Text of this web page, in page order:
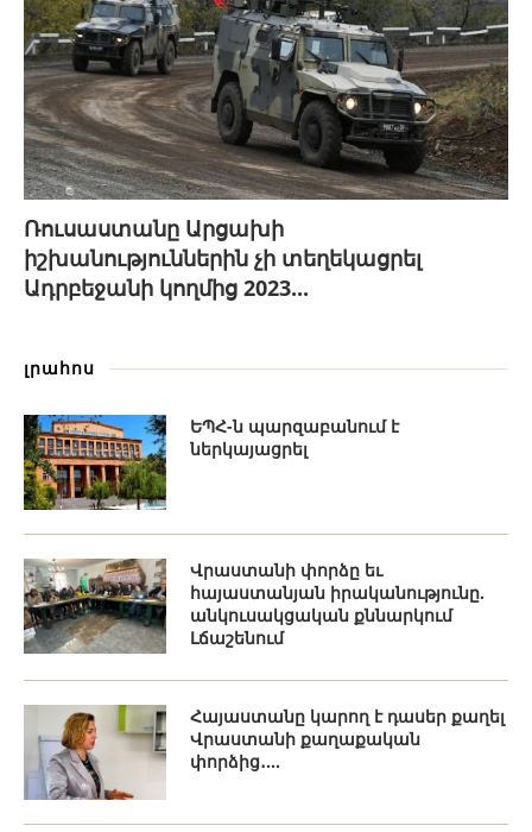
Ռուսաստանը Արցախի
իշխանություններին չի տեղեկացրել
Ադրբեջանի կողմից 2023...
լրահոս
ԵՊՀ-ն պարզաբանում է
ներկայացրել
Վրաստանի փորձը եւ
հայաստանյան իրականությունը.
անկուսակցական քննարկում
Լճաշենում
Հայաստանը կարող է դասեր քաղել
Վրաստանի քաղաքական
փորձից․...